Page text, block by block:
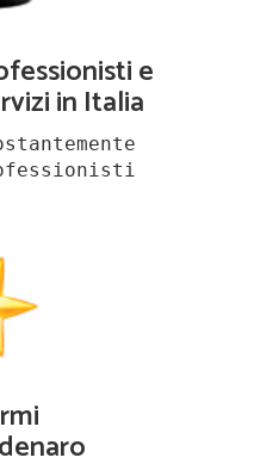
e
in Italia